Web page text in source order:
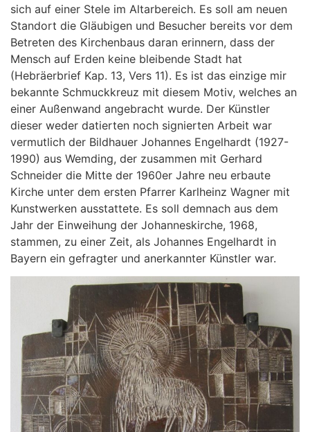
sich auf einer Stele im Altarbereich. Es soll am neuen
Standort die Gläubigen und Besucher bereits vor dem
Betreten des Kirchenbaus daran erinnern, dass der
Mensch auf Erden keine bleibende Stadt hat
(Hebräerbrief Kap. 13, Vers 11). Es ist das einzige mir
bekannte Schmuckkreuz mit diesem Motiv, welches an
einer Außenwand angebracht wurde. Der Künstler
dieser weder datierten noch signierten Arbeit war
vermutlich der Bildhauer Johannes Engelhardt (1927-
1990) aus Wemding, der zusammen mit Gerhard
Schneider die Mitte der 1960er Jahre neu erbaute
Kirche unter dem ersten Pfarrer Karlheinz Wagner mit
Kunstwerken ausstattete. Es soll demnach aus dem
Jahr der Einweihung der Johanneskirche, 1968,
stammen, zu einer Zeit, als Johannes Engelhardt in
Bayern ein gefragter und anerkannter Künstler war.